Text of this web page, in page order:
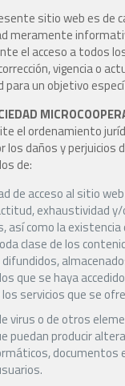
sitio web es de
meramente
el acceso a todos
vigencia o
para un objetivo
el ordenamiento
los daños y perjuicios
de:
de acceso al sitio
exhaustividad
así como la existencia
clase de los
que se haya
servicios que se
virus o de otros
puedan producir
documentos